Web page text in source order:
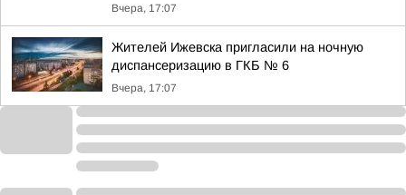
Вчера, 17:07
Жителей Ижевска пригласили на ночную
диспансеризацию в ГКБ № 6
Вчера, 17:07